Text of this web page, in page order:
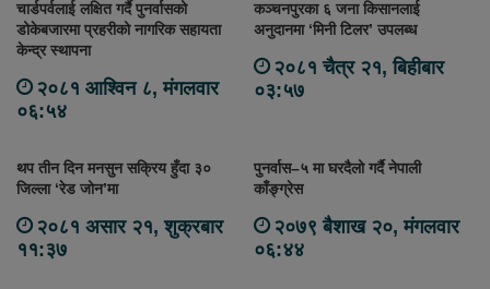
चार्डपर्वलाई लक्षित गर्दै पुनर्वासको
डोकेबजारमा प्रहरीको नागरिक सहायता
केन्द्र स्थापना
२०८१ आश्विन ८, मंगलवार
०६:५४
कञ्चनपुरका ६ जना किसानलाई
अनुदानमा ‘मिनी टिलर’ उपलब्ध
२०८१ चैत्र २१, बिहीबार
०३:५७
थप तीन दिन मनसुन सक्रिय हुँदा ३०
जिल्ला ‘रेड जोन’मा
२०८१ असार २१, शुक्रबार
११:३७
पुनर्वास–५ मा घरदैलो गर्दै नेपाली
काँङ्ग्रेस
२०७९ बैशाख २०, मंगलवार
०६:४४